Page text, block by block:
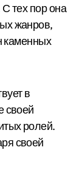
тех пор она
жанров,
каменных
в
своей
ролей.
своей